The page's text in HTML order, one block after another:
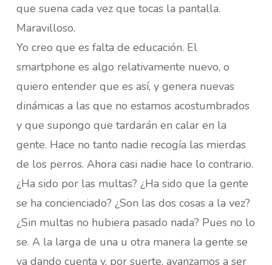
que suena cada vez que tocas la pantalla.
Maravilloso.
Yo creo que es falta de educación. El
smartphone es algo relativamente nuevo, o
quiero entender que es así, y genera nuevas
dinámicas a las que no estamos acostumbrados
y que supongo que tardarán en calar en la
gente. Hace no tanto nadie recogía las mierdas
de los perros. Ahora casi nadie hace lo contrario.
¿Ha sido por las multas? ¿Ha sido que la gente
se ha concienciado? ¿Son las dos cosas a la vez?
¿Sin multas no hubiera pasado nada? Pues no lo
se. A la larga de una u otra manera la gente se
va dando cuenta y, por suerte, avanzamos a ser